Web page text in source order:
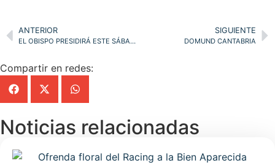
ANTERIOR
EL OBISPO PRESIDIRÁ ESTE SÁBADO 10, EN LA CATEDRAL, UNA MISA EN MEMORIA DEL NAVEGANTE CÁNTABRO, VITAL ALSAR
SIGUIENTE
DOMUND CANTABRIA
Compartir en redes:
Noticias relacionadas